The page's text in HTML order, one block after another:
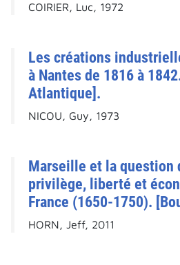
COIRIER, Luc, 1972
Les créations
à Nantes de 1816 à
Atlantique].
NICOU, Guy, 1973
Marseille et la question
privilège, liberté et
France (1650-1750).
HORN, Jeff, 2011